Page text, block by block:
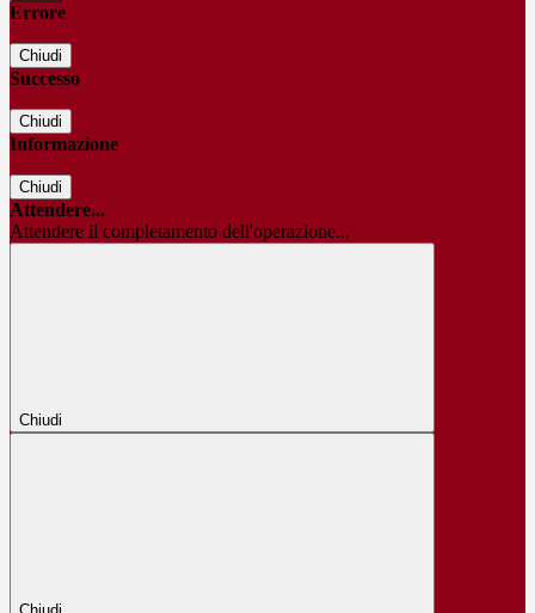
Errore
Chiudi
Successo
Chiudi
Informazione
Chiudi
Attendere...
Attendere il completamento dell'operazione...
Chiudi